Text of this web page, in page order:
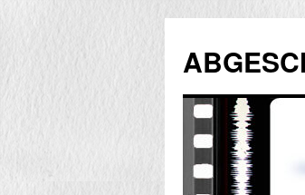
springen